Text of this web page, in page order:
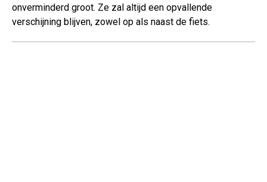
onverminderd groot. Ze zal altijd een opvallende
verschijning blijven, zowel op als naast de fiets.